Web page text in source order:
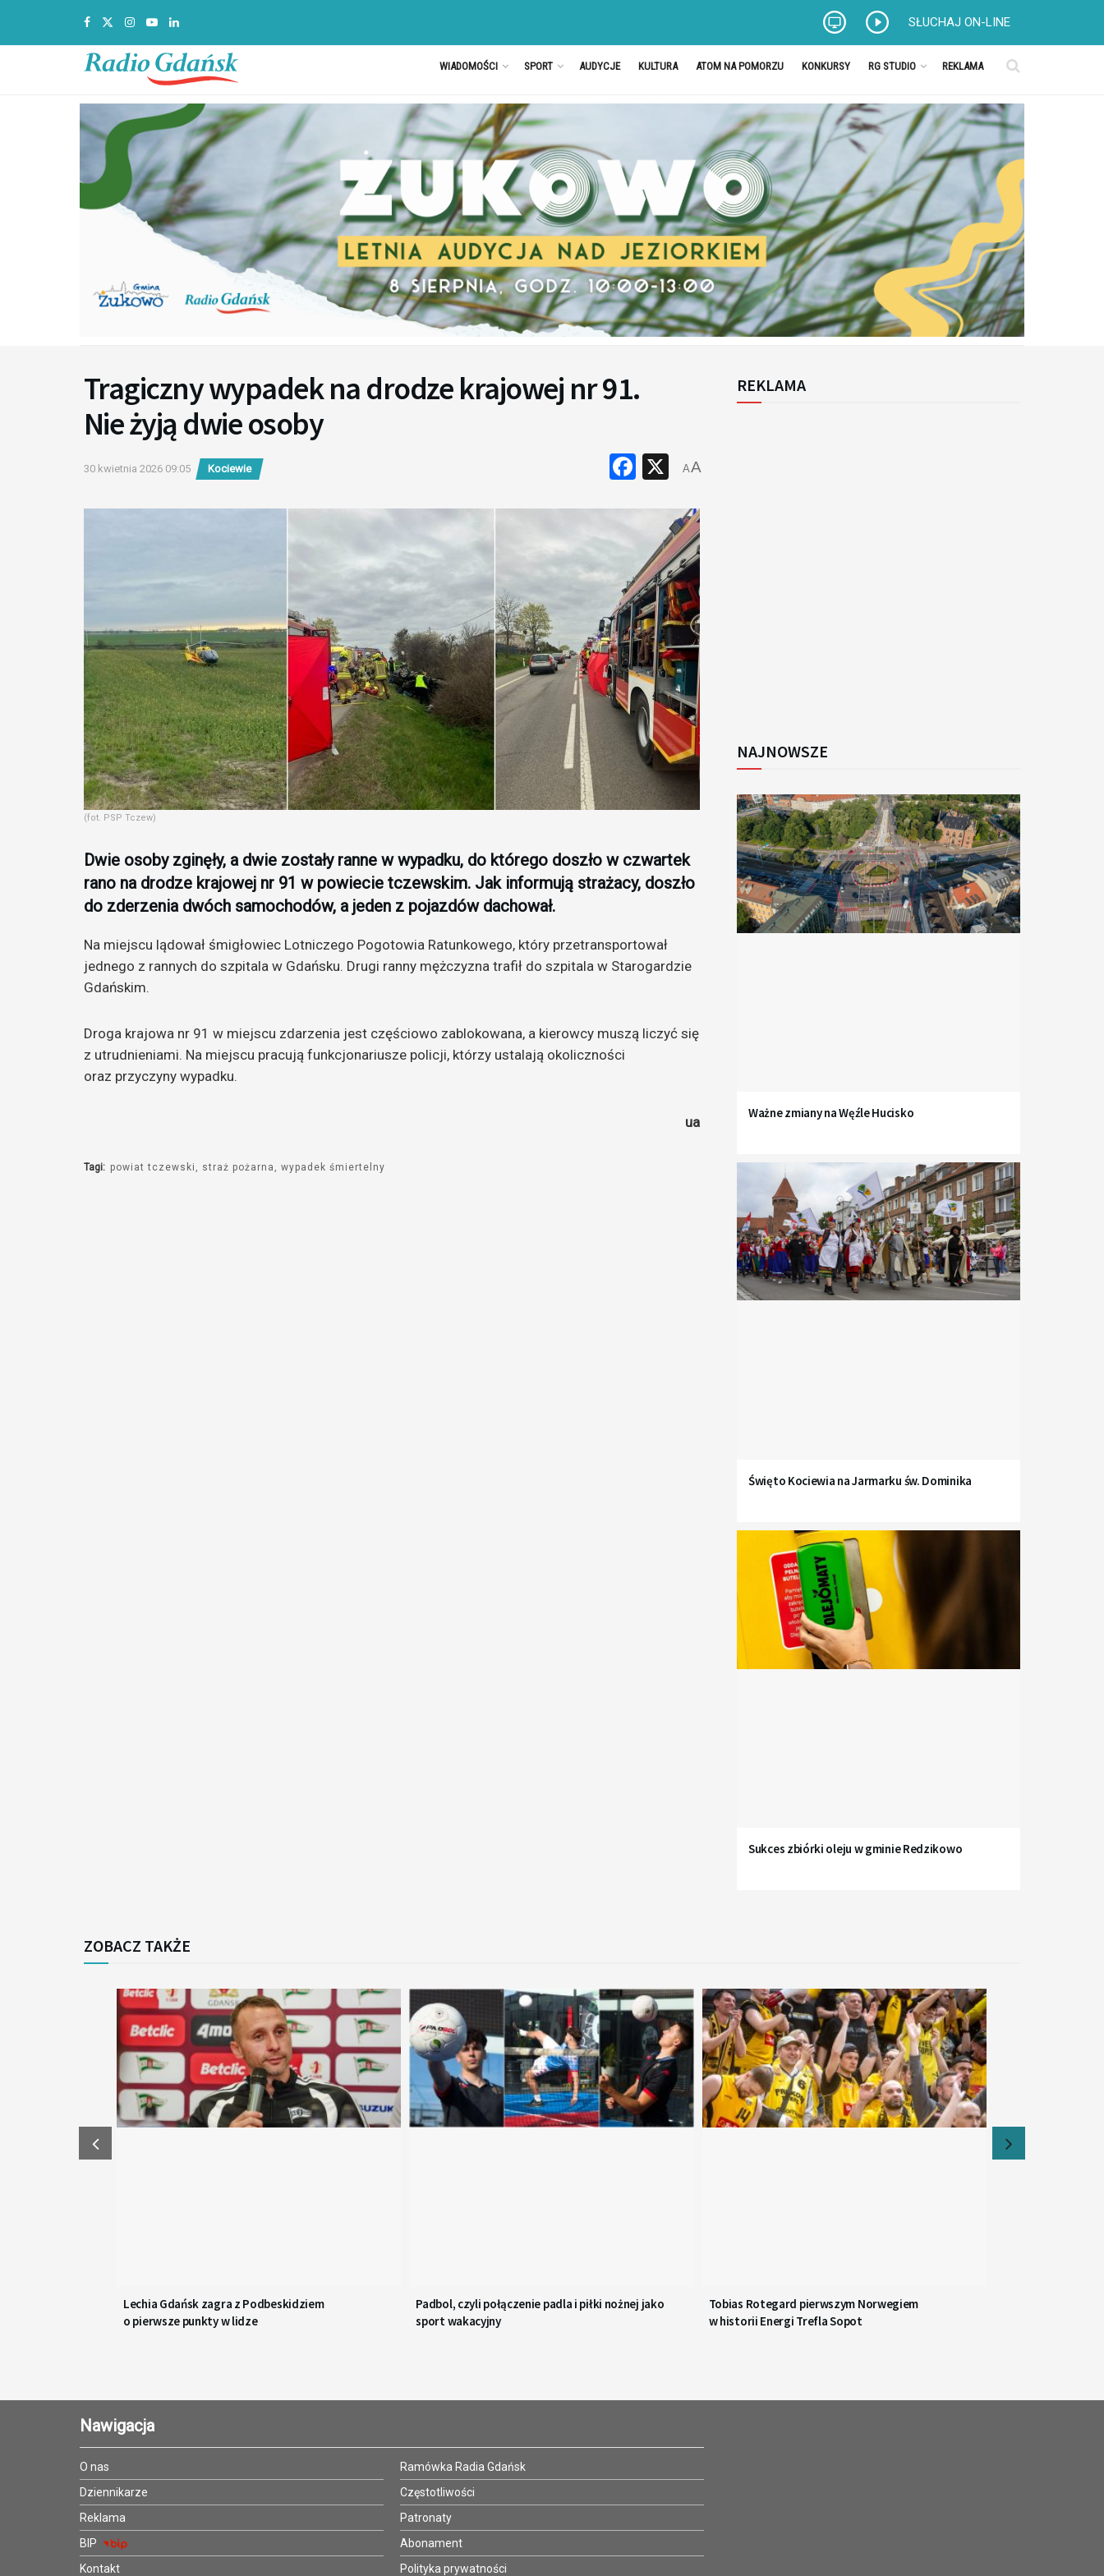
SŁUCHAJ ON-LINE
WIADOMOŚCI SPORT AUDYCJE KULTURA ATOM NA POMORZU KONKURSY RG STUDIO REKLAMA
Tragiczny wypadek na drodze krajowej nr 91.
Nie żyją dwie osoby
30 kwietnia 2026 09:05 Kociewie Facebook
X
AA
(fot. PSP Tczew)
Dwie osoby zginęły, a dwie zostały ranne w wypadku, do którego doszło w czwartek
rano na drodze krajowej nr 91 w powiecie tczewskim. Jak informują strażacy, doszło
do zderzenia dwóch samochodów, a jeden z pojazdów dachował.
Na miejscu lądował śmigłowiec Lotniczego Pogotowia Ratunkowego, który przetransportował
jednego z rannych do szpitala w Gdańsku. Drugi ranny mężczyzna trafił do szpitala w Starogardzie
Gdańskim.
Droga krajowa nr 91 w miejscu zdarzenia jest częściowo zablokowana, a kierowcy muszą liczyć się
z utrudnieniami. Na miejscu pracują funkcjonariusze policji, którzy ustalają okoliczności
oraz przyczyny wypadku.
ua
Tagi: powiat tczewski straż pożarna wypadek śmiertelny
REKLAMA
NAJNOWSZE
Ważne zmiany na Węźle Hucisko
Święto Kociewia na Jarmarku św. Dominika
Sukces zbiórki oleju w gminie Redzikowo
ZOBACZ TAKŻE
Lechia Gdańsk zagra z Podbeskidziem
o pierwsze punkty w lidze
Padbol, czyli połączenie padla i piłki nożnej jako
sport wakacyjny
Tobias Rotegard pierwszym Norwegiem
w historii Energi Trefla Sopot
Nawigacja
O nas
Dziennikarze
Reklama
BIP
Kontakt
Ramówka Radia Gdańsk
Częstotliwości
Patronaty
Abonament
Polityka prywatności